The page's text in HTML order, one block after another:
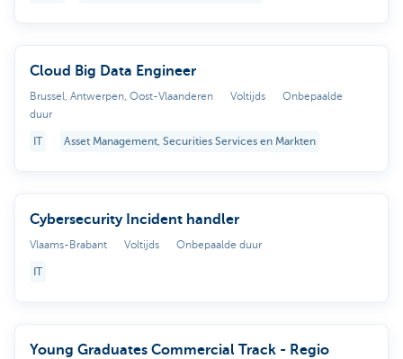
Cloud Big Data Engineer
Brussel, Antwerpen, Oost-Vlaanderen Voltijds
Onbepaalde
duur
IT Asset Management, Securities Services en Markten
Cybersecurity Incident handler
Vlaams-Brabant Voltijds Onbepaalde duur
IT
Young Graduates Commercial Track - Regio